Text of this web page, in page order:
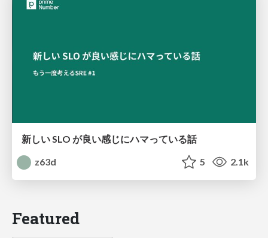
新しい SLO が良い感じにハマっている話
z63d
5 2.1k
Featured